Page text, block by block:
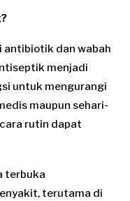
antibiotik dan wabah
menjadi
untuk mengurangi
maupun sehari-
rutin dapat
terbuka
terutama di